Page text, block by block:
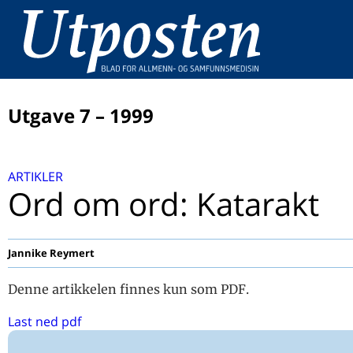
Utgave 7 – 1999
Leder - I motsetningenes verden
Leder - Vi er alle Oslers barn
Samarbeid 1. linje og 2. linjetjenesten
Lyskassebehandling ved depresjon
I psykiatriens blindsone - «Haugtussa»
MADRS et måleinstrument for depresjon
Per Anders Øien
ARTIKLER
Ord om ord: Katarakt
Jannike Reymert
Denne artikkelen finnes kun som PDF.
Last ned pdf